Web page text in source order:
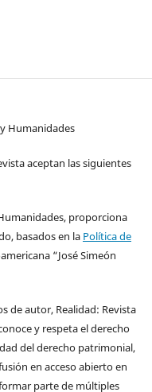
Humanidades
aceptan las siguientes
proporciona
basados en la Política de
“José Simeón
de autor, Realidad: Revista
y respeta el derecho
del derecho patrimonial,
en acceso abierto en
parte de múltiples